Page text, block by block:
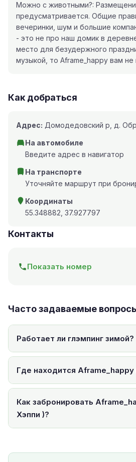
Можно с животными?:
предусматривается. Общие
вечеринки, шум и большие
- это не про наш домик в
место для безудержного
музыкой, то Aframe_happy вам
Как добраться
Адрес: Домодедовский р, д.
На автомобиле
Введите адрес в навигатор
На транспорте
Уточняйте маршрут при
Координаты
55.348882, 37.927797
Контакты
Показать номер
Часто задаваемые
Работает ли глэмпинг зимой?
Где находится
Как забронировать
Хэппи )?